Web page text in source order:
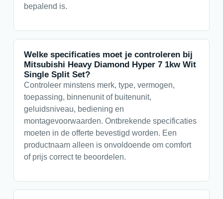
bepalend is.
Welke specificaties moet je controleren bij
Mitsubishi Heavy Diamond Hyper 7 1kw Wit
Single Split Set?
Controleer minstens merk, type, vermogen,
toepassing, binnenunit of buitenunit,
geluidsniveau, bediening en
montagevoorwaarden. Ontbrekende specificaties
moeten in de offerte bevestigd worden. Een
productnaam alleen is onvoldoende om comfort
of prijs correct te beoordelen.